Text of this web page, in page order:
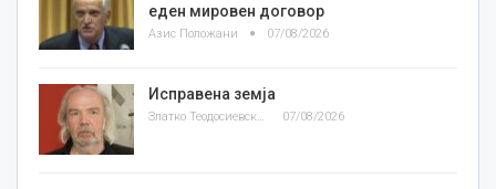
еден мировен договор
Азис Положани 07/08/2026
Исправена земја
Златко Теодосиевски 07/08/2026